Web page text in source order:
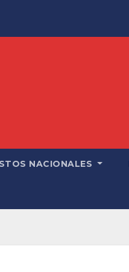
NACIONALES